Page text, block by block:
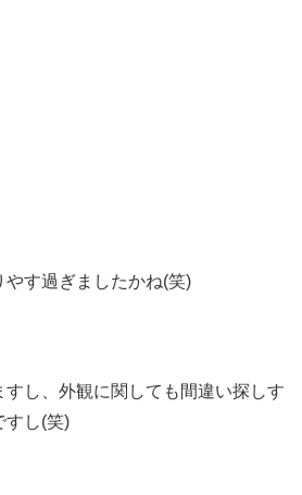
やす過ぎましたかね(笑)
すし、外観に関しても間違い探しす
すし(笑)